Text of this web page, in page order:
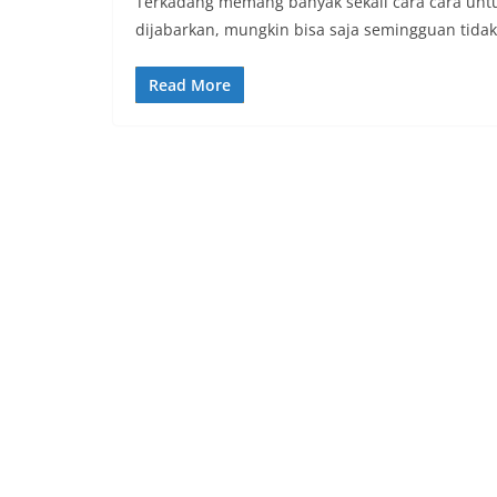
dijabarkan, mungkin bisa saja semingguan tidak
Read More